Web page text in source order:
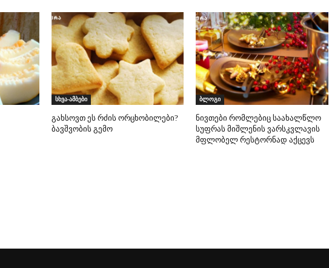
სხვა-ამბები
გახსოვთ ეს რძის ორცხობილები?
ბავშვობის გემო
ბლოგი
ნივთები რომლებიც საახალწლო
სუფრას მიშლენის ვარსკვლავის
მფლობელ რესტორნად აქცევს